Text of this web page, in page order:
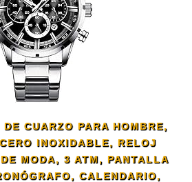
CUARZO PARA HOMBRE,
INOXIDABLE, RELOJ
MODA, 3 ATM, PANTALLA
CALENDARIO,